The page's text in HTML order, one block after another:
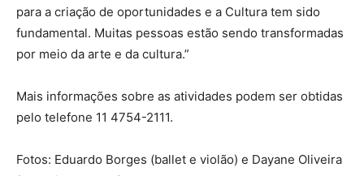
para a criação de oportunidades e a Cultura tem sido
fundamental. Muitas pessoas estão sendo transformadas
por meio da arte e da cultura.”
Mais informações sobre as atividades podem ser obtidas
pelo telefone 11 4754-2111.
Fotos: Eduardo Borges (ballet e violão) e Dayane Oliveira